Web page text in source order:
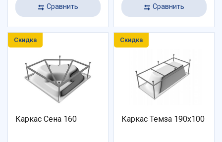
Сравнить Сравнить
Скидка
Каркас Сена 160
Скидка
Каркас Темза 190х100